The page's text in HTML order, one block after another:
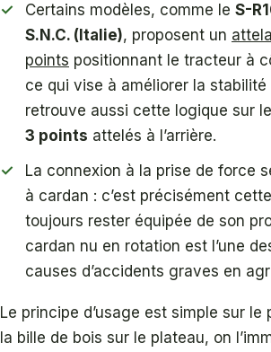
Certains modèles, comme le S-
S.N.C. (Italie), proposent un
points positionnant le tracteur à
ce qui vise à améliorer la stabilité
retrouve aussi cette logique sur
3 points attelés à l’arrière.
La connexion à la prise de force
à cardan : c’est précisément
toujours rester équipée de son
cardan nu en rotation est l’une
causes d’accidents graves en
Le principe d’usage est simple sur le
la bille de bois sur le plateau, on